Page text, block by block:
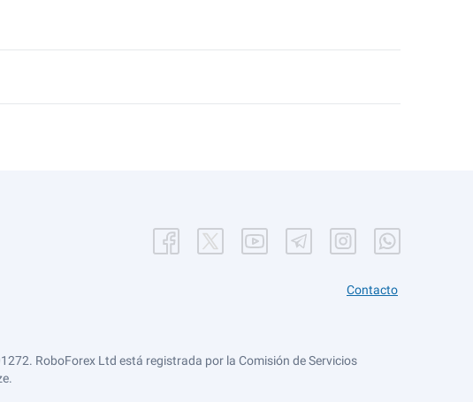
Contacto
RoboForex Ltd está registrada por la Comisión de Servicios